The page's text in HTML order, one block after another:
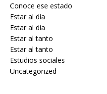
Conoce ese estado
Estar al día
Estar al día
Estar al tanto
Estar al tanto
Estudios sociales
Uncategorized